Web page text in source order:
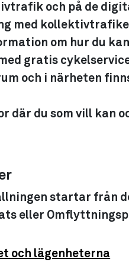
och på de
med
om hur du
gratis
och i närheten
där du som vill kan
startar från
eller
och lägenheterna